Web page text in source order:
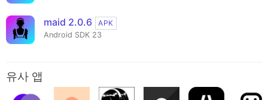
maid 2.0.6
APK
Android SDK 23
유사 앱